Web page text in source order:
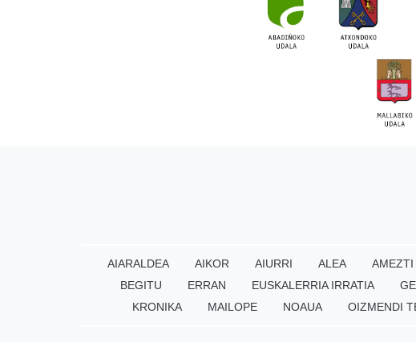
AIARALDEA AIKOR AIURRI ALEA AMEZTI
BEGITU
ERRAN EUSKALERRIA IRRATIA
KRONIKA
MAILOPE NOAUA OIZMENDI